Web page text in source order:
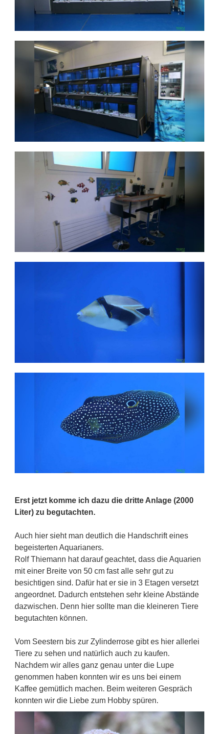
Erst jetzt komme ich dazu die dritte Anlage (2000
Liter) zu begutachten.
Auch hier sieht man deutlich die Handschrift eines
begeisterten Aquarianers.
Rolf Thiemann hat darauf geachtet, dass die Aquarien
mit einer Breite von 50 cm fast alle sehr gut zu
besichtigen sind. Dafür hat er sie in 3 Etagen versetzt
angeordnet. Dadurch entstehen sehr kleine Abstände
dazwischen. Denn hier sollte man die kleineren Tiere
begutachten können.
Vom Seestern bis zur Zylinderrose gibt es hier allerlei
Tiere zu sehen und natürlich auch zu kaufen.
Nachdem wir alles ganz genau unter die Lupe
genommen haben konnten wir es uns bei einem
Kaffee gemütlich machen. Beim weiteren Gespräch
konnten wir die Liebe zum Hobby spüren.